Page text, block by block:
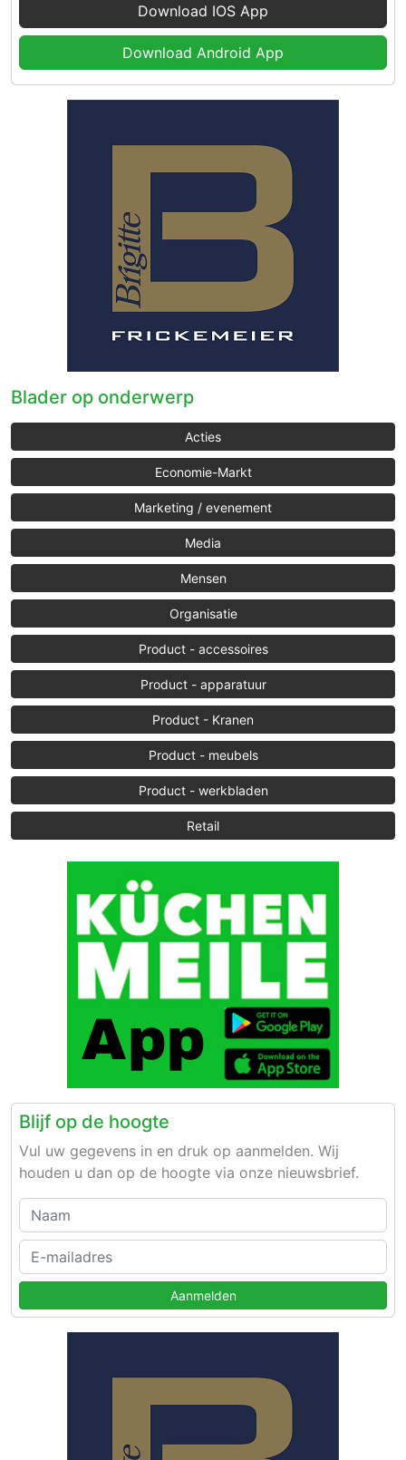
Download IOS App
Download Android App
Blader op onderwerp
Acties
Economie-Markt
Marketing / evenement
Media
Mensen
Organisatie
Product - accessoires
Product - apparatuur
Product - Kranen
Product - meubels
Product - werkbladen
Retail
Blijf op de hoogte
Vul uw gegevens in en druk op aanmelden. Wij
houden u dan op de hoogte via onze nieuwsbrief.
Aanmelden